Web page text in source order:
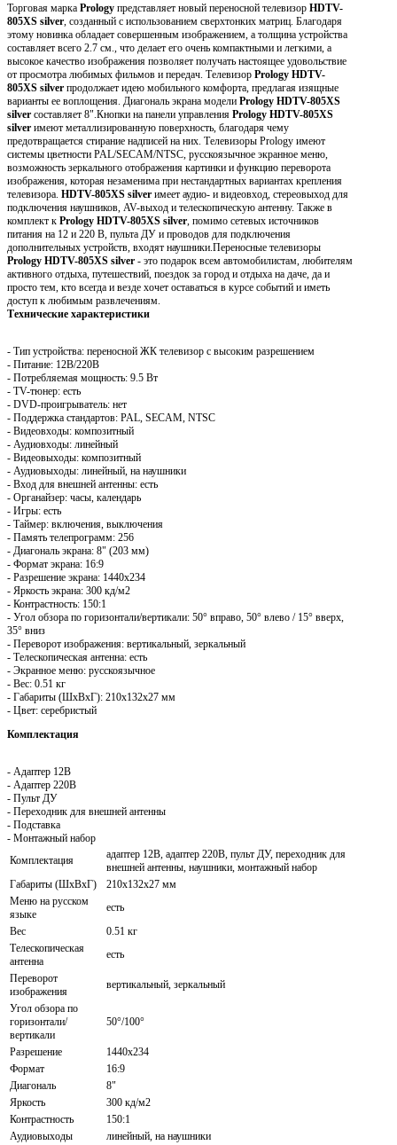
Торговая марка Prology представляет новый переносной телевизор HDTV-
805XS silver, созданный с использованием сверхтонких матриц. Благодаря
этому новинка обладает совершенным изображением, а толщина устройства
составляет всего 2.7 см., что делает его очень компактными и легкими, а
высокое качество изображения позволяет получать настоящее удовольствие
от просмотра любимых фильмов и передач. Телевизор Prology HDTV-
805XS silver продолжает идею мобильного комфорта, предлагая изящные
варианты ее воплощения. Диагональ экрана модели Prology HDTV-805XS
silver составляет 8".Кнопки на панели управления Prology HDTV-805XS
silver имеют металлизированную поверхность, благодаря чему
предотвращается стирание надписей на них. Телевизоры Prology имеют
системы цветности PAL/SECAM/NTSC, русскоязычное экранное меню,
возможность зеркального отображения картинки и функцию переворота
изображения, которая незаменима при нестандартных вариантах крепления
телевизора. HDTV-805XS silver имеет аудио- и видеовход, стереовыход для
подключения наушников, AV-выход и телескопическую антенну. Также в
комплект к Prology HDTV-805XS silver, помимо сетевых источников
питания на 12 и 220 В, пульта ДУ и проводов для подключения
дополнительных устройств, входят наушники.Переносные телевизоры
Prology HDTV-805XS silver - это подарок всем автомобилистам, любителям
активного отдыха, путешествий, поездок за город и отдыха на даче, да и
просто тем, кто всегда и везде хочет оставаться в курсе событий и иметь
доступ к любимым развлечениям.
Технические характеристики
- Тип устройства: переносной ЖК телевизор с высоким разрешением
- Питание: 12В/220В
- Потребляемая мощность: 9.5 Вт
- TV-тюнер: есть
- DVD-проигрыватель: нет
- Поддержка стандартов: PAL, SECAM, NTSC
- Видеовходы: композитный
- Аудиовходы: линейный
- Видеовыходы: композитный
- Аудиовыходы: линейный, на наушники
- Вход для внешней антенны: есть
- Органайзер: часы, календарь
- Игры: есть
- Таймер: включения, выключения
- Память телепрограмм: 256
- Диагональ экрана: 8" (203 мм)
- Формат экрана: 16:9
- Разрешение экрана: 1440x234
- Яркость экрана: 300 кд/м2
- Контрастность: 150:1
- Угол обзора по горизонтали/вертикали: 50° вправо, 50° влево / 15° вверх,
35° вниз
- Переворот изображения: вертикальный, зеркальный
- Телескопическая антенна: есть
- Экранное меню: русскоязычное
- Вес: 0.51 кг
- Габариты (ШхВхГ): 210x132x27 мм
- Цвет: серебристый
Комплектация
- Адаптер 12В
- Адаптер 220В
- Пульт ДУ
- Переходник для внешней антенны
- Подставка
- Монтажный набор
Комплектация
адаптер 12В, адаптер 220В, пульт ДУ, переходник для
внешней антенны, наушники, монтажный набор
Габариты (ШхВхГ)
210x132x27 мм
Меню на русском
языке
есть
Вес
0.51 кг
Телескопическая
антенна
есть
Переворот
изображения
вертикальный, зеркальный
Угол обзора по
горизонтали/
вертикали
50°/100°
Разрешение
1440x234
Формат
16:9
Диагональ
8"
Яркость
300 кд/м2
Контрастность
150:1
Аудиовыходы
линейный, на наушники